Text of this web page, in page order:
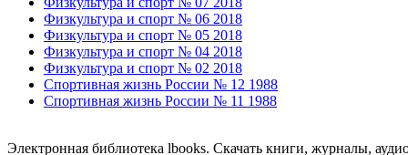
Физкультура и спорт № 06 2018
Физкультура и спорт № 05 2018
Физкультура и спорт № 04 2018
Физкультура и спорт № 02 2018
Спортивная жизнь России № 12 1988
Спортивная жизнь России № 11 1988
Электронная библиотека lbooks. Скачать книги, журналы,